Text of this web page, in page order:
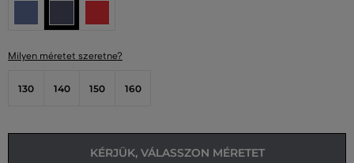
Milyen méretet szeretne?
130 140 150 160
KÉRJÜK, VÁLASSZON MÉRETET